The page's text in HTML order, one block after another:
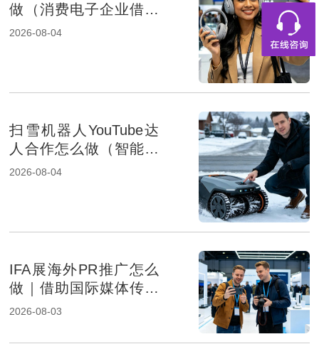
做（消费电子企业借助
展会出海）
2026-08-04
扫雪机器人YouTube达
人合作怎么做（智能家
居品牌出海策略）
2026-08-04
IFA展海外PR推广怎么
做｜借助国际媒体传播
提升消费电子品牌影响
2026-08-03